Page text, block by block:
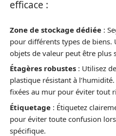
efficace :
Zone de stockage dédiée :
pour différents types de biens.
objets de valeur peut être plus
Étagères robustes : Utilisez
plastique résistant à
fixées au mur pour éviter tout
Étiquetage : Étiquetez
pour éviter toute confusion
spécifique.